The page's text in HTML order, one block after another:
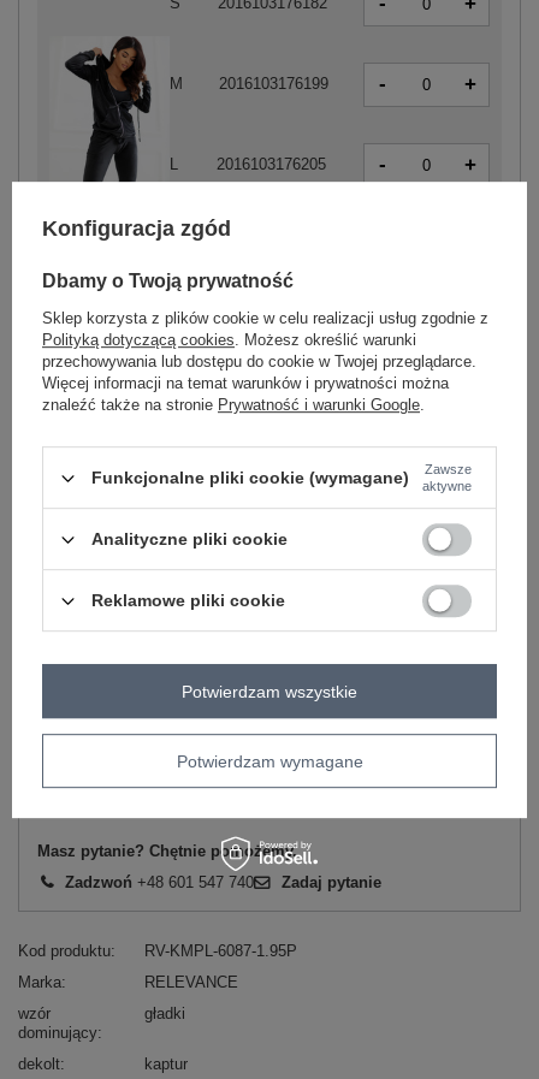
M 2016103176199 - +
L 2016103176205 - +
beżowy
S 2016103177196 - +
M 2016103177202 - +
+
XL 2016103177226 +
Zobacz wszystkie kolory (+5)
ZALOGUJ SIĘ I ZOBACZ CENĘ
Masz pytanie? Chętnie pomożemy.
Zadzwoń +48 601 547 740 Zadaj pytanie
Kod produktu
RV-KMPL-6087-1.95P
Marka
RELEVANCE
wzór
dominujący
gładki
dekolt
kaptur
Konfiguracja zgód
Dbamy o Twoją prywatność
Sklep korzysta z plików cookie w celu realizacji usług zgodnie z
Polityką dotyczącą cookies. Możesz określić warunki
przechowywania lub dostępu do cookie w Twojej przeglądarce.
Więcej informacji na temat warunków i prywatności można
znaleźć także na stronie Prywatność i warunki Google.
Funkcjonalne pliki cookie (wymagane)
Zawsze
aktywne
Analityczne pliki cookie
Reklamowe pliki cookie
Potwierdzam wymagane
Potwierdzam wszystkie